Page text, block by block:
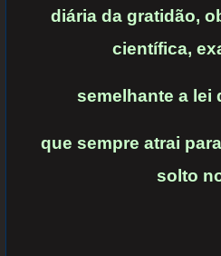
diária da gratidão,
científica,
semelhante a lei
que sempre atrai
solto